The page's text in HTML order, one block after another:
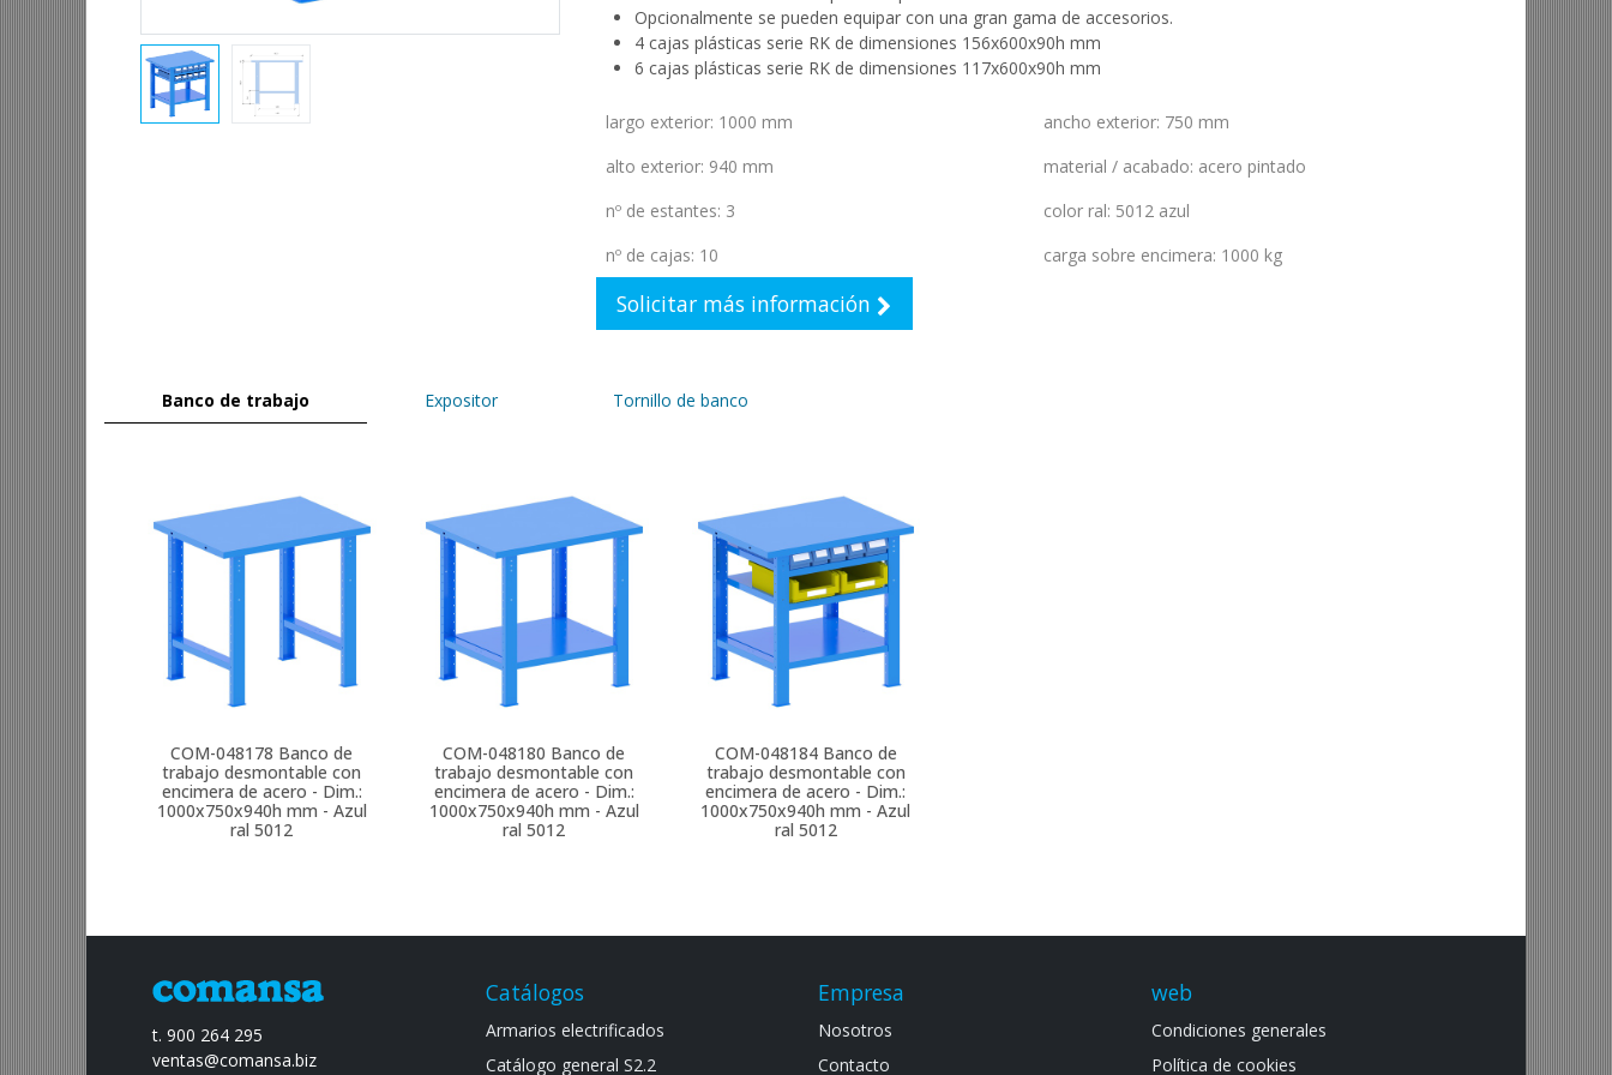
Opcionalmente se pueden equipar con una gran gama de accesorios.
4 cajas plásticas serie RK de dimensiones 156x600x90h mm
6 cajas plásticas serie RK de dimensiones 117x600x90h mm
largo exterior: 1000 mm ancho exterior: 750 mm
alto exterior: 940 mm material / acabado: acero pintado
nº de estantes: 3 color ral: 5012 azul
nº de cajas: 10 carga sobre encimera: 1000 kg
Solicitar más información
Banco de trabajo Expositor Tornillo de banco
COM-048178 Banco de
trabajo desmontable con
encimera de acero - Dim.:
1000x750x940h mm - Azul
ral 5012
COM-048180 Banco de
trabajo desmontable con
encimera de acero - Dim.:
1000x750x940h mm - Azul
ral 5012
COM-048184 Banco de
trabajo desmontable con
encimera de acero - Dim.:
1000x750x940h mm - Azul
ral 5012
t. 900 264 295
ventas@comansa.biz
web
Condiciones generales
Política de cookies
Empresa
Noso​tros
Contacto
Catálogos
Armarios electrif​icad​os
Catálogo general S​2.2